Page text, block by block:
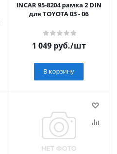
INCAR 95-8204 рамка 2 DIN
для TOYOTA 03 - 06
1 049руб./шт
В корзину